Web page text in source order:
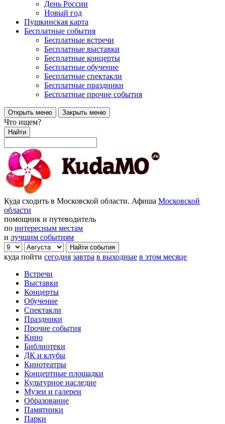
День России
Новый год
Пушкинская карта
Бесплатные события
Бесплатные встречи
Бесплатные выставки
Бесплатные концерты
Бесплатные обучение
Бесплатные спектакли
Бесплатные праздники
Бесплатные прочие события
Открыть меню Закрыть меню
Что ищем?
Найти
Куда сходить в Московской области. Афиша Московской
области
помощник и путеводитель
по интересным местам
и лучшим событиям
куда пойти сегодня завтра в выходные в этом месяце
Встречи
Выставки
Концерты
Обучение
Спектакли
Праздники
Прочие события
Кино
Библиотеки
ДК и клубы
Кинотеатры
Концертные площадки
Культурное наследие
Музеи и галереи
Образование
Памятники
Парки